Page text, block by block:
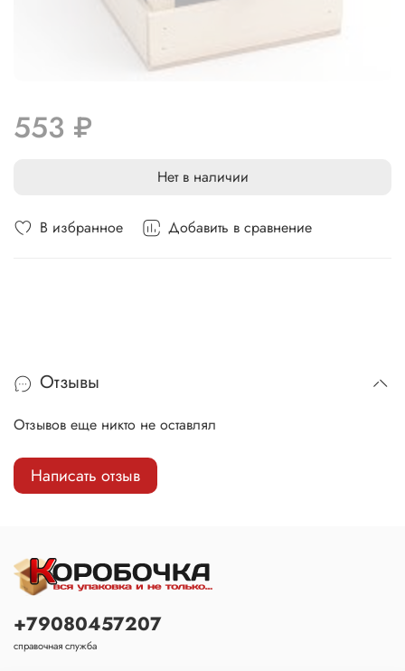
В избранное Добавить в сравнение
553 ₽
Нет в наличии
Отзывы
Отзывов еще никто не оставлял
Написать отзыв
+79080457207
справочная служба